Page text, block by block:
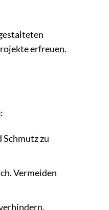
erfreuen.
Schmutz zu
Vermeiden